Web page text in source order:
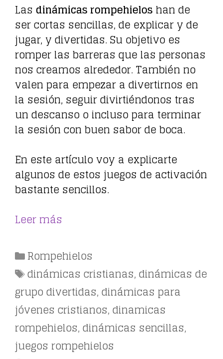
Las dinámicas rompehielos han de
ser cortas sencillas, de explicar y de
jugar, y divertidas. Su objetivo es
romper las barreras que las personas
nos creamos alrededor. También no
valen para empezar a divertirnos en
la sesión, seguir divirtiéndonos tras
un descanso o incluso para terminar
la sesión con buen sabor de boca.
En este artículo voy a explicarte
algunos de estos juegos de activación
bastante sencillos.
Leer más
Categorías
Rompehielos
Etiquetas
dinámicas cristianas,dinámicas de
grupo divertidas,dinámicas para
jóvenes cristianos,dinamicas
rompehielos,dinámicas sencillas,
juegos rompehielos